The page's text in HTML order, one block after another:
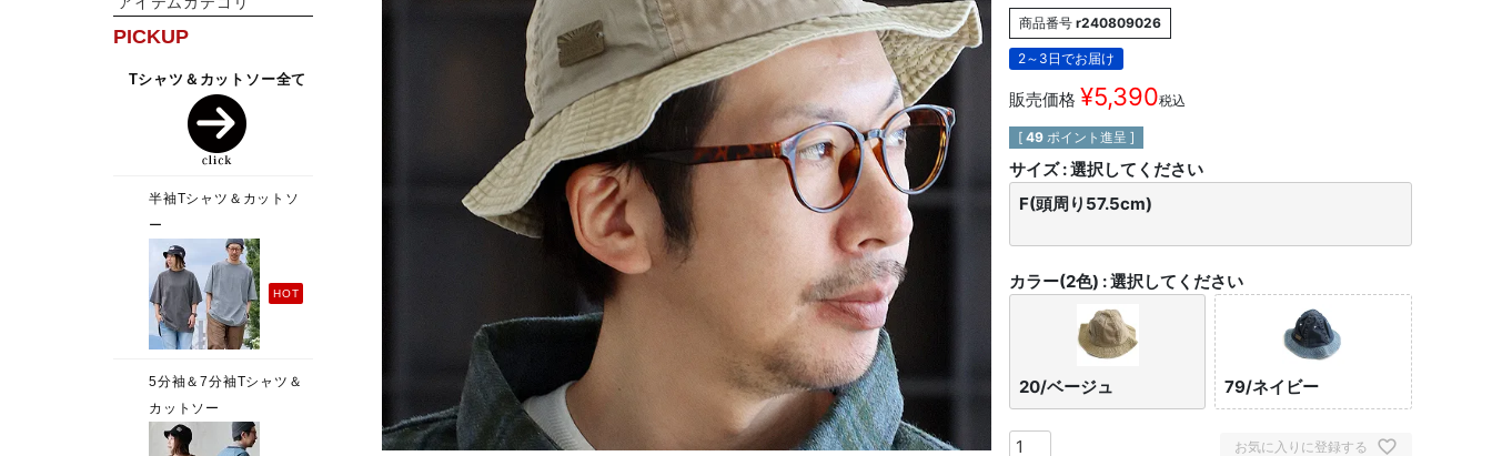
商品番号 r240809026
2～3日でお届け
販売価格 ¥5,390税込
[ 49 ポイント進呈 ]
サイズ 選択してください
F(頭周り57.5cm)
カラー(2色) 選択してください
20/ベージュ 79/ネイビー
お気に入りに登録する